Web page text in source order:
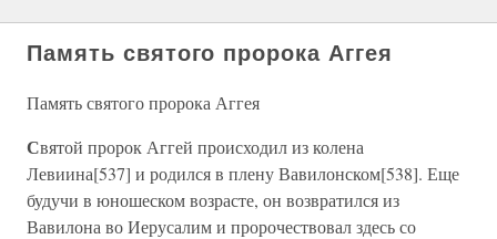
Память святого пророка Аггея
Память святого пророка Аггея
Святой пророк Аггей происходил из колена
Левиина[537] и родился в плену Вавилонском[538]. Еще
будучи в юношеском возрасте, он возвратился из
Вавилона во Иерусалим и пророчествовал здесь со